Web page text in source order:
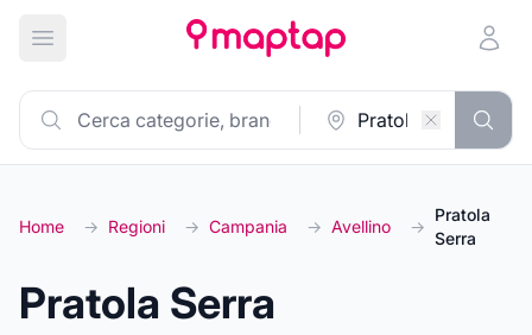
Apri menu principale
Home → Regioni → Campania → Avellino →
Pratola
Serra
Pratola Serra